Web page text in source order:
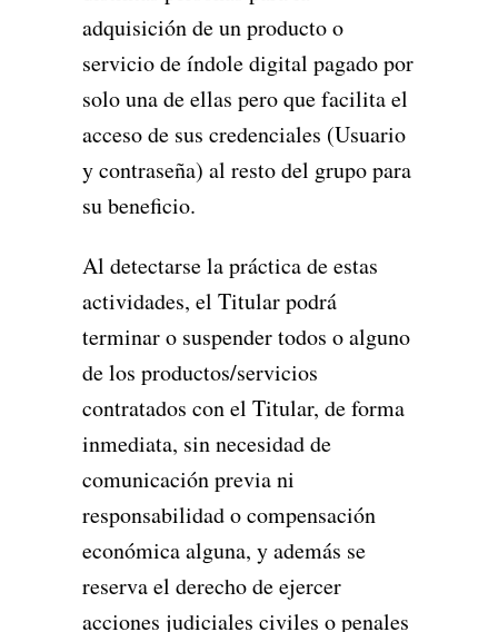
adquisición de un producto o
servicio de índole digital pagado por
solo una de ellas pero que facilita el
acceso de sus credenciales (Usuario
y contraseña) al resto del grupo para
su beneficio.
Al detectarse la práctica de estas
actividades, el Titular podrá
terminar o suspender todos o alguno
de los productos/servicios
contratados con el Titular, de forma
inmediata, sin necesidad de
comunicación previa ni
responsabilidad o compensación
económica alguna, y además se
reserva el derecho de ejercer
acciones judiciales civiles o penales